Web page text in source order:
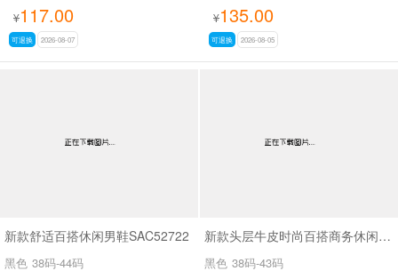
¥117.00
可退换 2026-08-07
¥135.00
可退换 2026-08-05
新款舒适百搭休闲男鞋SAC52722
黑色 38码-44码
新款头层牛皮时尚百搭商务休闲男鞋SA61316
黑色 38码-43码